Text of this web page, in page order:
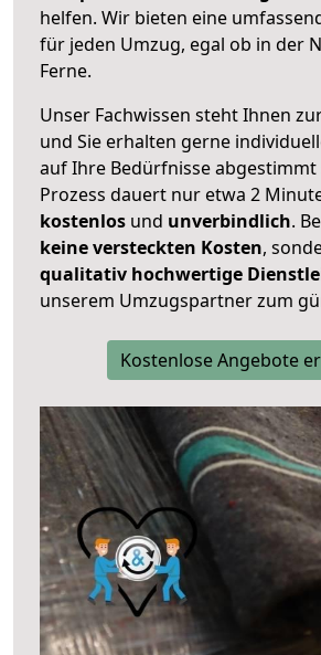
helfen. Wir bieten eine
für jeden Umzug, egal ob in der
Ferne.
Unser Fachwissen steht Ihnen
und Sie erhalten gerne
auf Ihre Bedürfnisse abgestimmt
Prozess dauert nur etwa 2
kostenlos und unverbindlich.
keine versteckten Kosten,
qualitativ hochwertige
unserem Umzugspartner zum
Kostenlose Angebote